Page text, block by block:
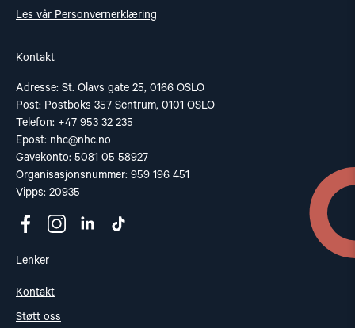
Les vår Personvernerklæring
Kontakt
Adresse: St. Olavs gate 25, 0166 OSLO
Post: Postboks 357 Sentrum, 0101 OSLO
Telefon: +47 953 32 235
Epost: nhc@nhc.no
Gavekonto: 5081 05 58927
Organisasjonsnummer: 959 196 451
Vipps: 20935
Lenker
Kontakt
Støtt oss